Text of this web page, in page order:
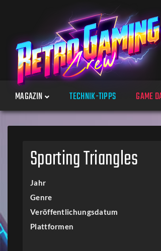
MAGAZIN TECHNIK-TIPPS GAME
Sporting Triangles
Jahr
Genre
Veröffentlichungsdatum
Plattformen